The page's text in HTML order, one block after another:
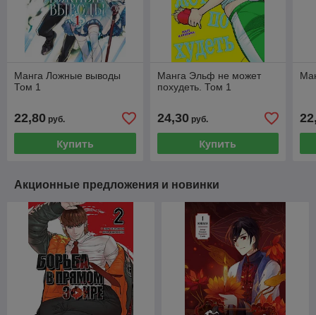
Манга Ложные выводы
Том 1
22,80 руб.
Купить
Манга Эльф не может
похудеть. Том 1
24,30руб.
Купить
Акционные предложения и новинки